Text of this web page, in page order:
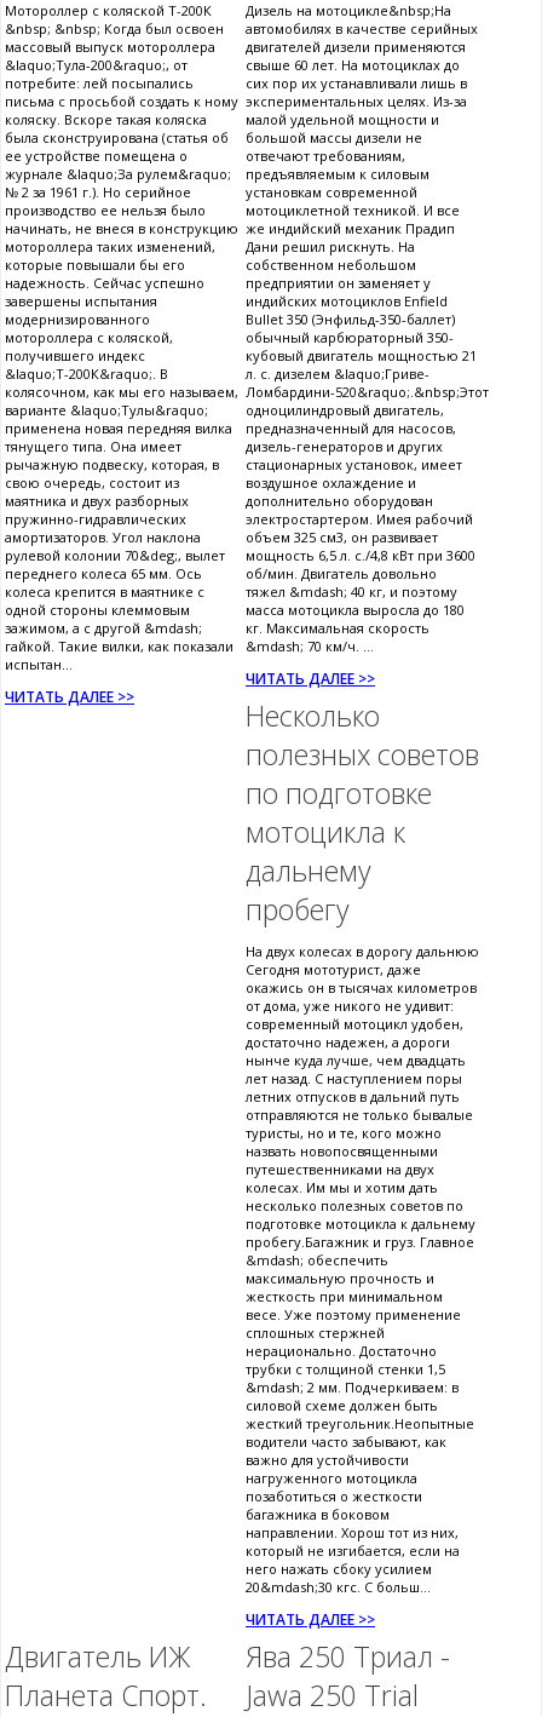
Мотороллер с коляской Т-200К
&nbsp; &nbsp; Когда был освоен
массовый выпуск мотороллера
&laquo;Тула-200&raquo;, от
потребите: лей посыпались
письма с просьбой создать к ному
коляску. Вскоре такая коляска
была сконструирована (статья об
ее устройстве помещена о
журнале &laquo;За рулем&raquo;
№ 2 за 1961 г.). Но серийное
производство ее нельзя было
начинать, не внеся в конструкцию
мотороллера таких изменений,
которые повышали бы его
надежность. Сейчас успешно
завершены испытания
модернизированного
мотороллера с коляской,
получившего индекс
&laquo;Т-200К&raquo;. В
колясочном, как мы его называем,
варианте &laquo;Тулы&raquo;
применена новая передняя вилка
тянущего типа. Она имеет
рычажную подвеску, которая, в
свою очередь, состоит из
маятника и двух разборных
пружинно-гидравлических
амортизаторов. Угол наклона
рулевой колонии 70&deg;, вылет
переднего колеса 65 мм. Ось
колеса крепится в маятнике с
одной стороны клеммовым
зажимом, а с другой &mdash;
гайкой. Такие вилки, как показали
испытан...
ЧИТАТЬ ДАЛЕЕ >>
Дизель на мотоцикле&nbsp;На
автомобилях в качестве серийных
двигателей дизели применяются
свыше 60 лет. На мотоциклах до
сих пор их устанавливали лишь в
экспериментальных целях. Из-за
малой удельной мощности и
большой массы дизели не
отвечают требованиям,
предъявляемым к силовым
установкам современной
мотоциклетной техникой. И все
же индийский механик Прадип
Дани решил рискнуть. На
собственном небольшом
предприятии он заменяет у
индийских мотоциклов Enfield
Bullet 350 (Энфильд-350-баллет)
обычный карбюраторный 350-
кубовый двигатель мощностью 21
л. с. дизелем &laquo;Гриве-
Ломбардини-520&raquo;.&nbsp;Этот
одноцилиндровый двигатель,
предназначенный для насосов,
дизель-генераторов и других
стационарных установок, имеет
воздушное охлаждение и
дополнительно оборудован
электростартером. Имея рабочий
объем 325 см3, он развивает
мощность 6,5 л. с./4,8 кВт при 3600
об/мин. Двигатель довольно
тяжел &mdash; 40 кг, и поэтому
масса мотоцикла выросла до 180
кг. Максимальная скорость
&mdash; 70 км/ч. ...
ЧИТАТЬ ДАЛЕЕ >>
Несколько
полезных советов
по подготовке
мотоцикла к
дальнему
пробегу
На двух колесах в дорогу дальнюю
Сегодня мототурист, даже
окажись он в тысячах километров
от дома, уже никого не удивит:
современный мотоцикл удобен,
достаточно надежен, а дороги
нынче куда лучше, чем двадцать
лет назад. С наступлением поры
летних отпусков в дальний путь
отправляются не только бывалые
туристы, но и те, кого можно
назвать новопосвященными
путешественниками на двух
колесах. Им мы и хотим дать
несколько полезных советов по
подготовке мотоцикла к дальнему
пробегу.Багажник и груз. Главное
&mdash; обеспечить
максимальную прочность и
жесткость при минимальном
весе. Уже поэтому применение
сплошных стержней
нерационально. Достаточно
трубки с толщиной стенки 1,5
&mdash; 2 мм. Подчеркиваем: в
силовой схеме должен быть
жесткий треугольник.Неопытные
водители часто забывают, как
важно для устойчивости
нагруженного мотоцикла
позаботиться о жесткости
багажника в боковом
направлении. Хорош тот из них,
который не изгибается, если на
него нажать сбоку усилием
20&mdash;30 кгс. С больш...
ЧИТАТЬ ДАЛЕЕ >>
Двигатель ИЖ
Планета Спорт.
Ява 250 Триал -
Jawa 250 Trial